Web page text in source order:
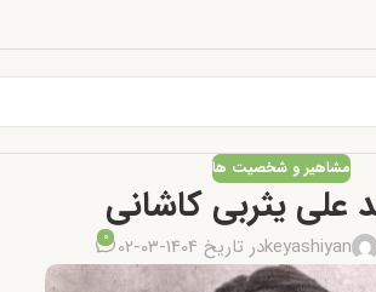
مشاهیر و شخصیت ها
علی یثربی کاشانی
keyashiyanدر تاریخ 1404-03-02 0